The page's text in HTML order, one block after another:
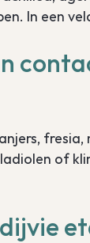
In een
fresia,
of